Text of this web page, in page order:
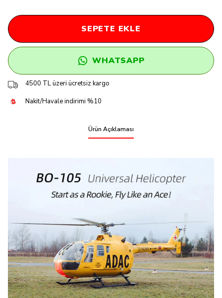
SEPETE EKLE
WHATSAPP
4500 TL üzeri ücretsiz kargo
Nakit/Havale indirimi %10
Ürün Açıklaması